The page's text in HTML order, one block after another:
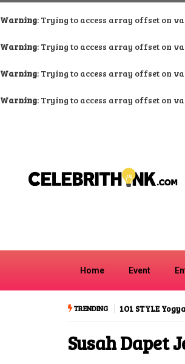
Warning: Trying to access array offset on
Warning: Trying to access array offset on
Warning: Trying to access array offset on
Warning: Trying to access array offset on
Home Event
TRENDING Ada
Susah Dapet